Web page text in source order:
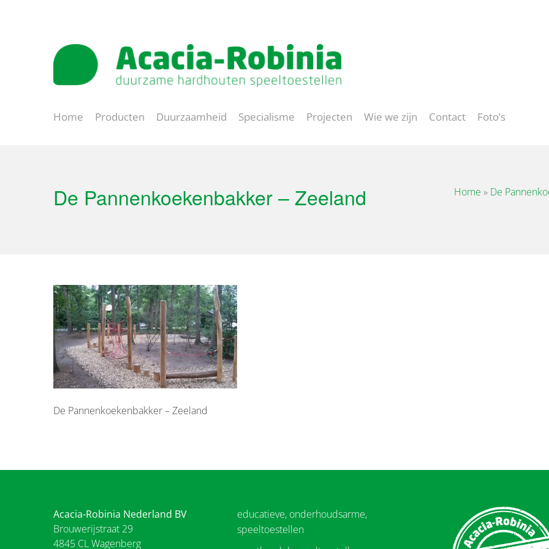
Home Producten Duurzaamheid Specialisme Projecten Wie we zijn Contact Foto’s
De Pannenkoekenbakker – Zeeland Home » De
De Pannenkoekenbakker – Zeeland
Acacia-Robinia Nederland BV
Brouwerijstraat 29
4845 CL Wagenberg
educatieve, onderhoudsarme,
speeltoestellen